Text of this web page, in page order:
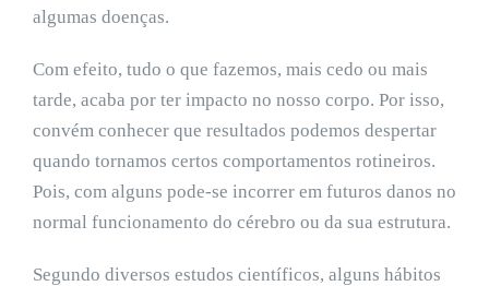
algumas doenças.
Com efeito, tudo o que fazemos, mais cedo ou mais
tarde, acaba por ter impacto no nosso corpo. Por isso,
convém conhecer que resultados podemos despertar
quando tornamos certos comportamentos rotineiros.
Pois, com alguns pode-se incorrer em futuros danos no
normal funcionamento do cérebro ou da sua estrutura.
Segundo diversos estudos científicos, alguns hábitos